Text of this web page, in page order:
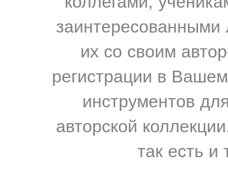
их со своим
регистрации в
инструментов
авторской
так есть и